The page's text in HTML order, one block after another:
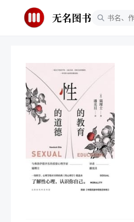
无名图书